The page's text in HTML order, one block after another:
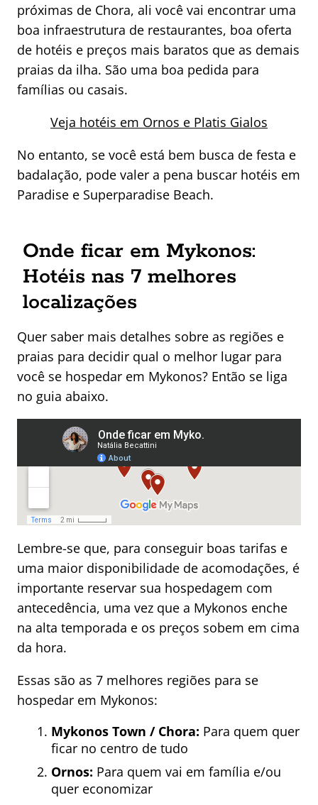
próximas de Chora, ali você vai encontrar uma
boa infraestrutura de restaurantes, boa oferta
de hotéis e preços mais baratos que as demais
praias da ilha. São uma boa pedida para
famílias ou casais.
Veja hotéis em Ornos e Platis Gialos
No entanto, se você está bem busca de festa e
badalação, pode valer a pena buscar hotéis em
Paradise e Superparadise Beach.
Onde ficar em Mykonos:
Hotéis nas 7 melhores
localizações
Quer saber mais detalhes sobre as regiões e
praias para decidir qual o melhor lugar para
você se hospedar em Mykonos? Então se liga
no guia abaixo.
Lembre-se que, para conseguir boas tarifas e
uma maior disponibilidade de acomodações, é
importante reservar sua hospedagem com
antecedência, uma vez que a Mykonos enche
na alta temporada e os preços sobem em cima
da hora.
Essas são as 7 melhores regiões para se
hospedar em Mykonos:
Mykonos Town / Chora: Para quem quer
ficar no centro de tudo
Ornos: Para quem vai em família e/ou
quer economizar